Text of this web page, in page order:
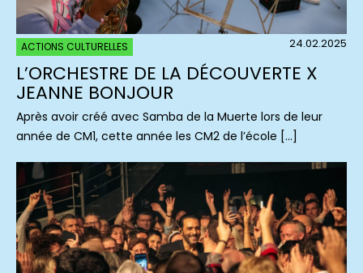
ACTIONS CULTURELLES 24.02.2025
L’ORCHESTRE DE LA DÉCOUVERTE X
JEANNE BONJOUR
Après avoir créé avec Samba de la Muerte lors de leur
année de CM1, cette année les CM2 de l’école […]